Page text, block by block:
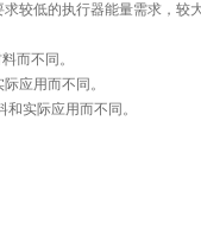
较低的执行器能量需求，
而不同。
应用而不同。
实际应用而不同。